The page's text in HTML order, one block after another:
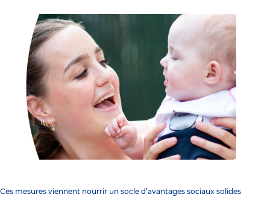
Ces mesures viennent nourrir un socle d’avantages sociaux solides